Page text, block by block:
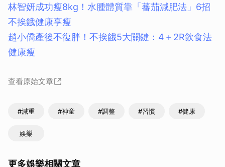
林智妍成功瘦8kg！水腫體質靠「蕃茄減肥法」6招
不挨餓健康享瘦
趙小僑產後不復胖！不挨餓5大關鍵：4＋2R飲食法
健康瘦
查看原始文章
#減重 #神童 #調整 #習慣 #健康
娛樂
更多娛樂相關文章